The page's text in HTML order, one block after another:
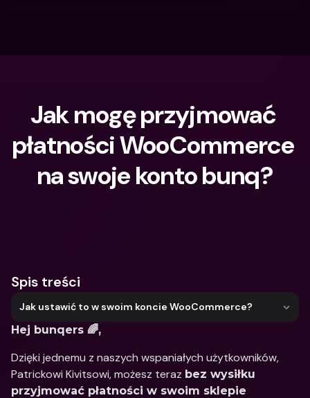
Jak mogę przyjmować
płatności WooCommerce
na swoje konto bunq?
Spis treści
Jak ustawić to w swoim koncie WooCommerce?
Hej bunqers 🌈,
Dzięki jednemu z naszych wspaniałych użytkowników,
Patrickowi Kivitsowi, możesz teraz bez wysiłku
przyjmować płatności w swoim sklepie